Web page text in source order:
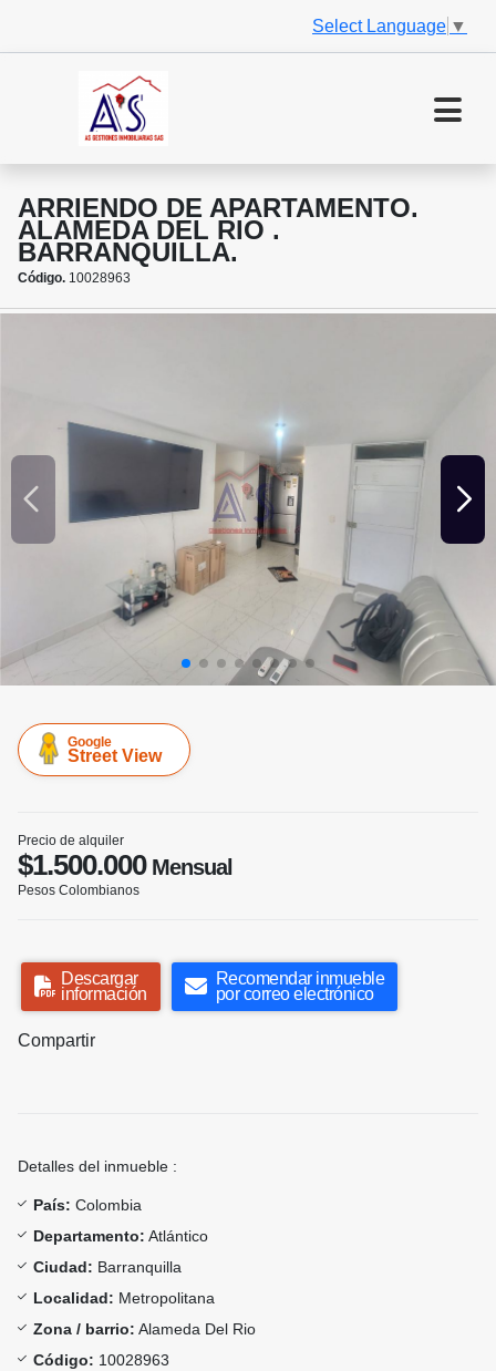
Select Language ▼
ARRIENDO DE APARTAMENTO.
ALAMEDA DEL RIO .
BARRANQUILLA.
Código. 10028963
Google
Street View
Precio de alquiler
$1.500.000Mensual
Pesos Colombianos
Descargar
información
Recomendar inmueble
por correo electrónico
Compartir
Detalles del inmueble :
País: Colombia
Departamento: Atlántico
Ciudad: Barranquilla
Localidad: Metropolitana
Zona / barrio: Alameda Del Rio
Código: 10028963